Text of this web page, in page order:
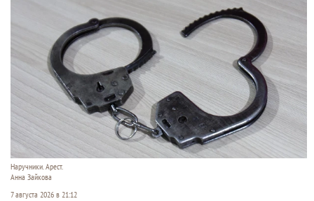
Наручники. Арест.
Анна Зайкова
7 августа 2026 в 21:12